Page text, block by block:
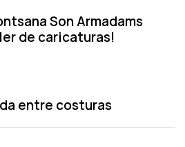
Son Armadams
de caricaturas!
entre costuras